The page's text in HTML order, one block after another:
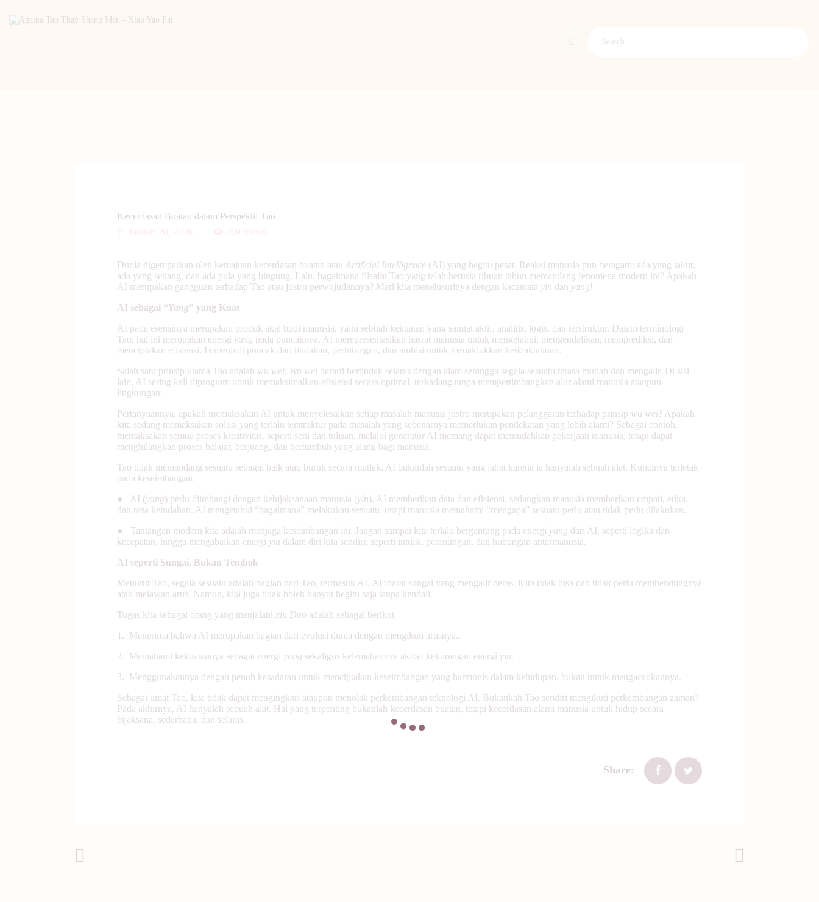
Kecerdasan Buatan dalam Perspektif Tao
Dunia digemparkan oleh kemajuan kecerdasan buatan atau Artificial Intelligence (AI) yang begitu pesat. Reaksi manusia pun beragam: ada yang takut,
ada yang senang, dan ada pula yang bingung. Lalu, bagaimana filsafat Tao yang telah berusia ribuan tahun memandang fenomena modern ini? Apakah
AI merupakan gangguan terhadap Tao atau justru perwujudannya? Mari kita menelusurinya dengan kacamata yin dan yang!
AI sebagai “Yang” yang Kuat
AI pada esensinya merupakan produk akal budi manusia, yaitu sebuah kekuatan yang sangat aktif, analitis, logis, dan terstruktur. Dalam terminologi
Tao, hal ini merupakan energi yang pada puncaknya. AI merepresentasikan hasrat manusia untuk mengetahui, mengendalikan, memprediksi, dan
menciptakan efisiensi. Ia menjadi puncak dari tindakan, perhitungan, dan ambisi untuk menaklukkan ketidaktahuan.
Salah satu prinsip utama Tao adalah wu wei. Wu wei berarti bertindak selaras dengan alam sehingga segala sesuatu terasa mudah dan mengalir. Di sisi
lain, AI sering kali diprogram untuk memaksimalkan efisiensi secara optimal, terkadang tanpa mempertimbangkan alur alami manusia ataupun
lingkungan.
Pertanyaannya, apakah memaksakan AI untuk menyelesaikan setiap masalah manusia justru merupakan pelanggaran terhadap prinsip wu wei? Apakah
kita sedang memaksakan solusi yang terlalu terstruktur pada masalah yang sebenarnya memerlukan pendekatan yang lebih alami? Sebagai contoh,
memaksakan semua proses kreativitas, seperti seni dan tulisan, melalui generator AI memang dapat memudahkan pekerjaan manusia, tetapi dapat
menghilangkan proses belajar, berjuang, dan bertumbuh yang alami bagi manusia.
Tao tidak memandang sesuatu sebagai baik atau buruk secara mutlak. AI bukanlah sesuatu yang jahat karena ia hanyalah sebuah alat. Kuncinya terletak
pada keseimbangan.
● AI (yang) perlu diimbangi dengan kebijaksanaan manusia (yin). AI memberikan data dan efisiensi, sedangkan manusia memberikan empati, etika,
dan rasa keindahan. AI mengetahui “bagaimana” melakukan sesuatu, tetapi manusia memahami “mengapa” sesuatu perlu atau tidak perlu dilakukan.
● Tantangan modern kita adalah menjaga keseimbangan ini. Jangan sampai kita terlalu bergantung pada energi yang dari AI, seperti logika dan
kecepatan, hingga mengabaikan energi yin dalam diri kita sendiri, seperti intuisi, perenungan, dan hubungan antarmanusia.
AI seperti Sungai, Bukan Tembok
Menurut Tao, segala sesuatu adalah bagian dari Tao, termasuk AI. AI ibarat sungai yang mengalir deras. Kita tidak bisa dan tidak perlu membendungnya
atau melawan arus. Namun, kita juga tidak boleh hanyut begitu saja tanpa kendali.
Tugas kita sebagai orang yang menjalani xiu Dao adalah sebagai berikut.
1. Menerima bahwa AI merupakan bagian dari evolusi dunia dengan mengikuti arusnya..
2. Memahami kekuatannya sebagai energi yang sekaligus kelemahannya akibat kekurangan energi yin.
3. Menggunakannya dengan penuh kesadaran untuk menciptakan keseimbangan yang harmonis dalam kehidupan, bukan untuk mengacaukannya.
Sebagai umat Tao, kita tidak dapat mengingkari ataupun menolak perkembangan teknologi AI. Bukankah Tao sendiri mengikuti perkembangan zaman?
Pada akhirnya, AI hanyalah sebuah alat. Hal yang terpenting bukanlah kecerdasan buatan, tetapi kecerdasan alami manusia untuk hidup secara
bijaksana, sederhana, dan selaras.
Share: